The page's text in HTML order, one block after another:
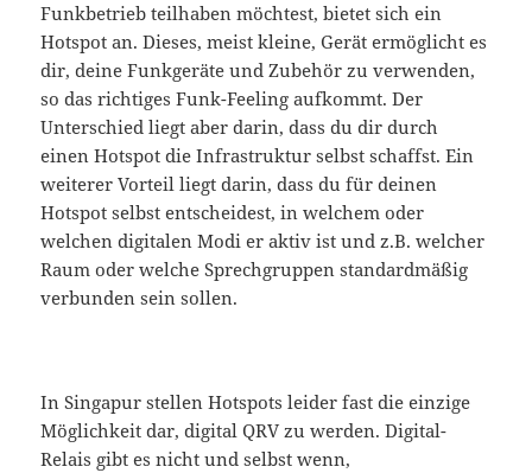
Funkbetrieb teilhaben möchtest, bietet sich ein
Hotspot an. Dieses, meist kleine, Gerät ermöglicht es
dir, deine Funkgeräte und Zubehör zu verwenden,
so das richtiges Funk-Feeling aufkommt. Der
Unterschied liegt aber darin, dass du dir durch
einen Hotspot die Infrastruktur selbst schaffst. Ein
weiterer Vorteil liegt darin, dass du für deinen
Hotspot selbst entscheidest, in welchem oder
welchen digitalen Modi er aktiv ist und z.B. welcher
Raum oder welche Sprechgruppen standardmäßig
verbunden sein sollen.
In Singapur stellen Hotspots leider fast die einzige
Möglichkeit dar, digital QRV zu werden. Digital-
Relais gibt es nicht und selbst wenn,